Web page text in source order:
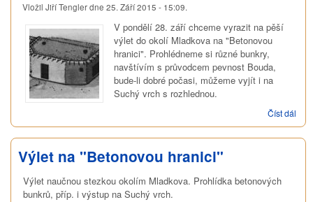
Vložil Jiří Tenglerdne 25. Září 2015 - 15:09.
V pondělí 28. září chceme vyrazit na pěší
výlet do okolí Mladkova na "Betonovou
hranici". Prohlédneme si různé bunkry,
navštívím s průvodcem pevnost Bouda,
bude-li dobré počasi, můžeme vyjít i na
Suchý vrch s rozhlednou.
Číst dál
Výlet na "Betonovou hranici"
Výlet naučnou stezkou okolím Mladkova. Prohlídka betonových
bunkrů, příp. i výstup na Suchý vrch.